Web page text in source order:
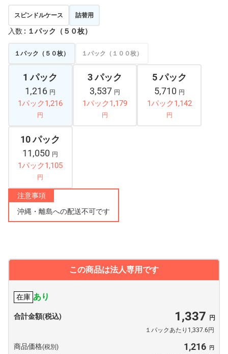
スピンドルケース 詰替用
入数 : １パック（５０枚）
１パック（５０枚） １パック（１００枚）
1 パック
1,216 円
1パック1,216
円
3 パック
3,537 円
1パック1,179
円
5 パック
5,710 円
1パック1,142
円
10 パック
11,050 円
1パック1,105
円
注意事項
沖縄・離島への配送不可です
この商品は法人専用です
在庫 あり
合計金額(税込) 1,337
１パックあたり1,337.6円
商品価格(税別) 1,216